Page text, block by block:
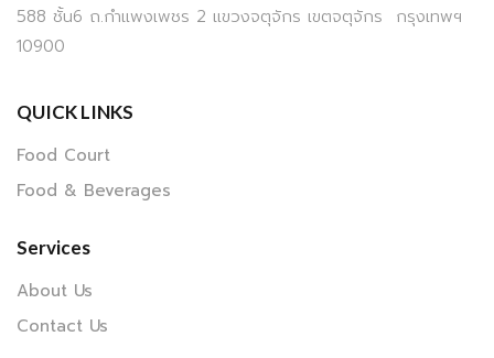
588 ชั้น6 ถ.กำแพงเพชร 2 แขวงจตุจักร เขตจตุจักร กรุงเทพฯ
10900
QUICK LINKS
Food Court
Food & Beverages
Services
About Us
Contact Us